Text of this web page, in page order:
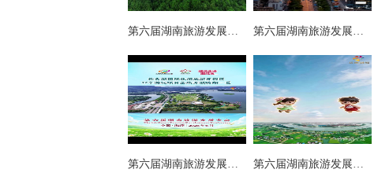
第六届湖南旅游发展大会丨岳塘区：一村一景 一步一趣 第六届湖南旅游发展大会丨阿莲潭宝带你云游岳塘（二）
第六届湖南旅游发展大会丨仰天湖国际休闲旅游度假区17个游玩项目全线开放嗨翻一夏 第六届湖南旅游发展大会丨阿莲潭宝带你云游岳塘